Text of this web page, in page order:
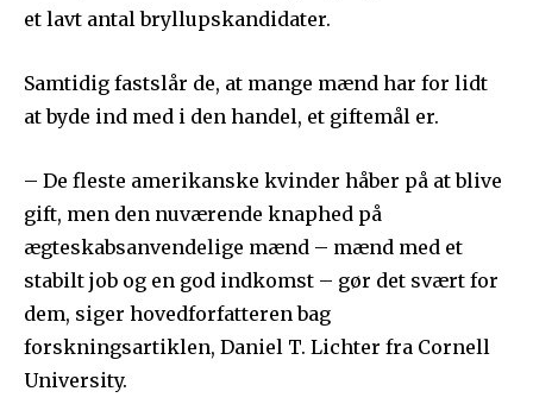
et lavt antal bryllupskandidater.
Samtidig fastslår de, at mange mænd har for lidt
at byde ind med i den handel, et giftemål er.
– De fleste amerikanske kvinder håber på at blive
gift, men den nuværende knaphed på
ægteskabsanvendelige mænd – mænd med et
stabilt job og en god indkomst – gør det svært for
dem, siger hovedforfatteren bag
forskningsartiklen, Daniel T. Lichter fra Cornell
University.